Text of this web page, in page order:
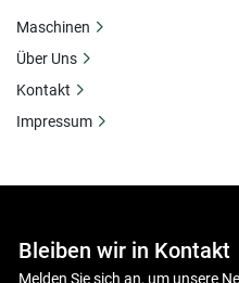
Bleiben wir in Kontakt
Melden Sie sich an, um unsere
Maschinen
Über Uns
Kontakt
Impressum